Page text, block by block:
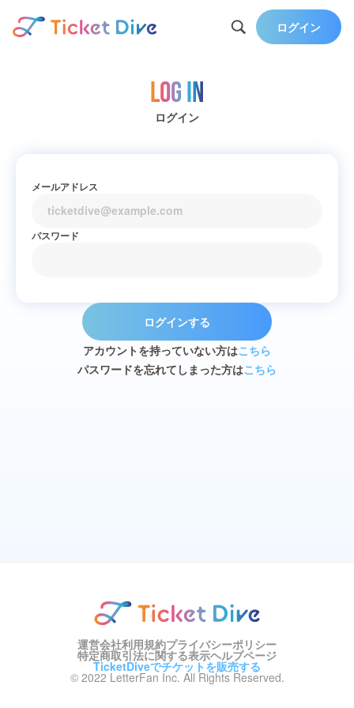
ログイン
Log in
ログイン
メールアドレス
パスワード
ログインする
アカウントを持っていない方はこちら
パスワードを忘れてしまった方はこちら
運営会社利用規約プライバシーポリシー
特定商取引法に関する表示ヘルプページ
TicketDiveでチケットを販売する
© 2022 LetterFan Inc. All Rights Reserved.